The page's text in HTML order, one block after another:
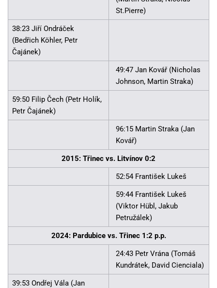
St.Pierre)
38:23 Jiří Ondráček
(Bedřich Köhler, Petr
Čajánek)
49:47 Jan Kovář (Nicholas
Johnson, Martin Straka)
59:50 Filip Čech (Petr Holík,
Petr Čajánek)
96:15 Martin Straka (Jan
Kovář)
2015: Třinec vs. Litvínov 0:2
52:54 František Lukeš
59:44 František Lukeš
(Viktor Hübl, Jakub
Petružálek)
2024: Pardubice vs. Třinec 1:2 p.p.
24:43 Petr Vrána (Tomáš
Kundrátek, David Cienciala)
39:53 Ondřej Vála (Jan